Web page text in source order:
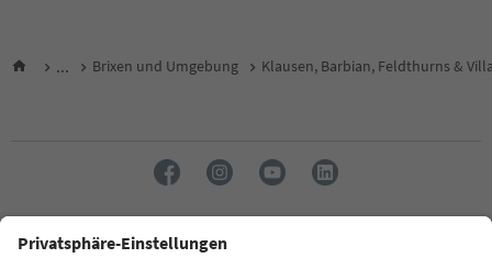
... Brixen und Umgebung Klausen, Barbian, Feldthurns &
Sprache: Deutsch